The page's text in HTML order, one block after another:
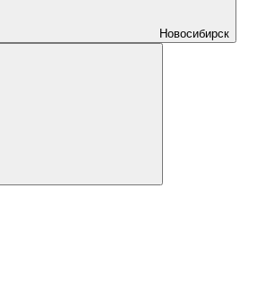
Новосибирск